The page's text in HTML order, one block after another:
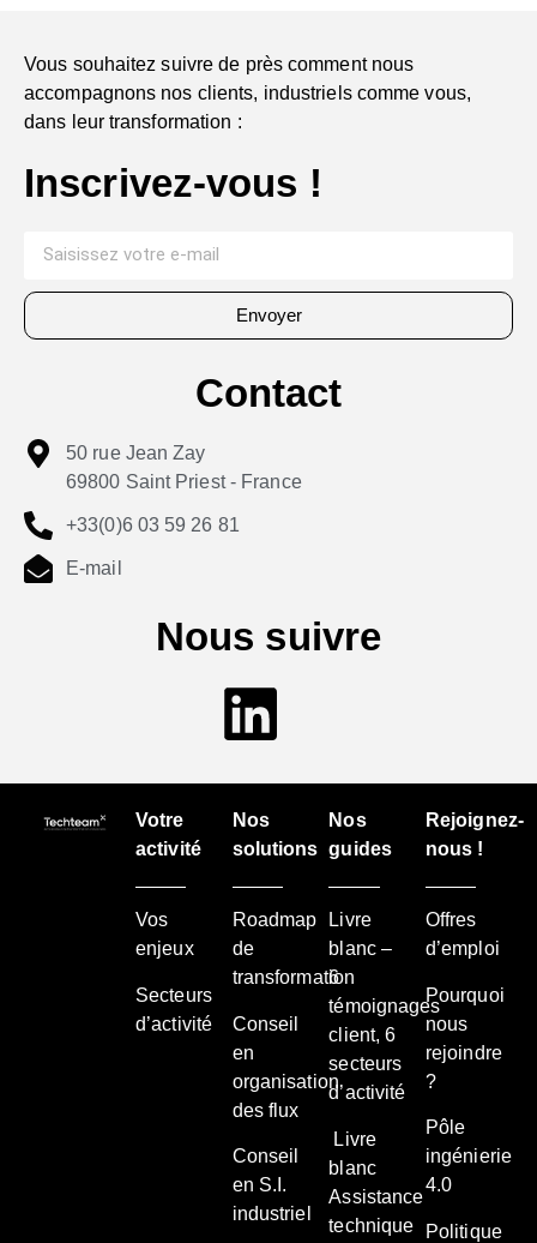
Vous souhaitez suivre de près comment nous
accompagnons nos clients, industriels comme vous,
dans leur transformation :
Inscrivez-vous !
Envoyer
Contact
50 rue Jean Zay
69800 Saint Priest - France
+33(0)6 03 59 26 81
E-mail
Nous suivre
Votre
activité
Vos
enjeux
Secteurs
d’activité
Nos
solutions
Roadmap
de
transformation
Conseil
en
organisation
des flux
Conseil
en S.I.
industriel
Nos
guides
Livre
blanc –
6
témoignages
client, 6
secteurs
d’activité
Livre
blanc
Assistance
technique
Rejoignez-
nous !
Offres
d’emploi
Pourquoi
nous
rejoindre
?
Pôle
ingénierie
4.0
Politique